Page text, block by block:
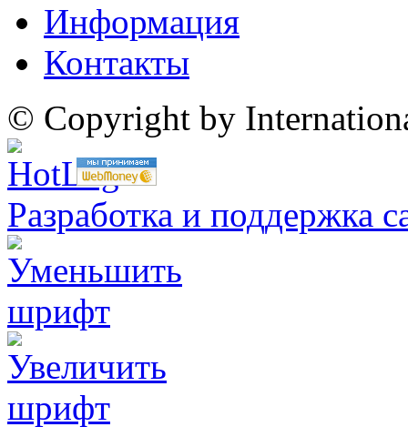
Информация
Контакты
© Copyright by
Разработка и поддержка